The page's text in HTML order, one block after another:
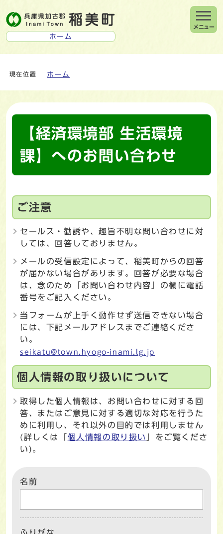
ホーム
メニュー
現在位置 ホーム
【経済環境部 生活環境
課】へのお問い合わせ
ご注意
セールス・勧誘や、趣旨不明な問い合わせに対
しては、回答しておりません。
メールの受信設定によって、稲美町からの回答
が届かない場合があります。回答が必要な場合
は、念のため「お問い合わせ内容」の欄に電話
番号をご記入ください。
当フォームが上手く動作せず送信できない場合
には、下記メールアドレスまでご連絡くださ
い。
seikatu@town.hyogo-inami.lg.jp
個人情報の取り扱いについて
取得した個人情報は、お問い合わせに対する回
答、またはご意見に対する適切な対応を行うた
めに利用し、それ以外の目的では利用しません
(詳しくは「個人情報の取り扱い
」をご覧くださ
い)。
名前